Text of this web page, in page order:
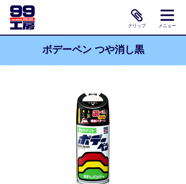
クリップ メニュー
ボデーペン つや消し黒